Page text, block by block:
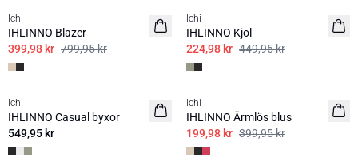
Ichi
IHLINNO Blazer
399,98 kr 799,95 kr
Ichi
IHLINNO Kjol
224,98 kr 449,95 kr
Ichi
IHLINNO Casual byxor
549,95 kr
SALE | 50%
Ichi
IHLINNO Ärmlös blus
199,98 kr 399,95 kr
SALE | 50%